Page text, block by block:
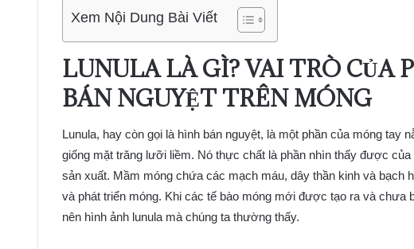
Xem Nội Dung Bài Viết
LUNULA LÀ GÌ? VAI TRÒ CỦA
BÁN NGUYỆT TRÊN MÓNG
Lunula, hay còn gọi là hình bán nguyệt, là một phần của móng tay
giống mặt trăng lưỡi liềm. Nó thực chất là phần nhìn thấy được
sản xuất. Mầm móng chứa các mạch máu, dây thần kinh và bạch
và phát triển móng. Khi các tế bào móng mới được tạo ra và chưa
nên hình ảnh lunula mà chúng ta thường thấy.